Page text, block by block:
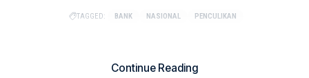
TAGGED: BANK NASIONAL PENCULIKAN
Share This Article Ikuti
Continue Reading